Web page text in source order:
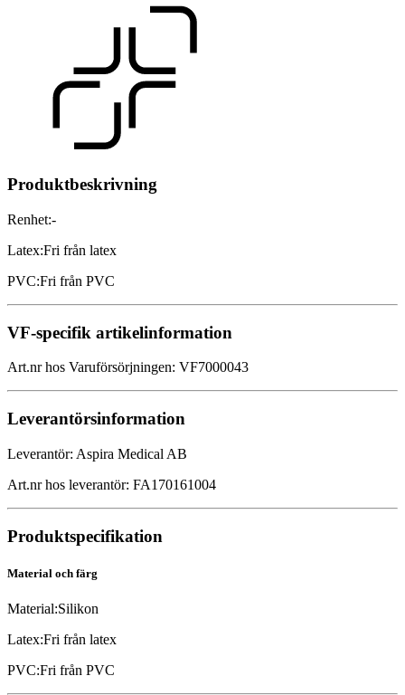
Produktbeskrivning
Renhet:-
Latex:Fri från latex
PVC:Fri från PVC
VF-specifik artikelinformation
Art.nr hos Varuförsörjningen: VF7000043
Leverantörsinformation
Leverantör: Aspira Medical AB
Art.nr hos leverantör: FA170161004
Produktspecifikation
Material och färg
Material:Silikon
Latex:Fri från latex
PVC:Fri från PVC